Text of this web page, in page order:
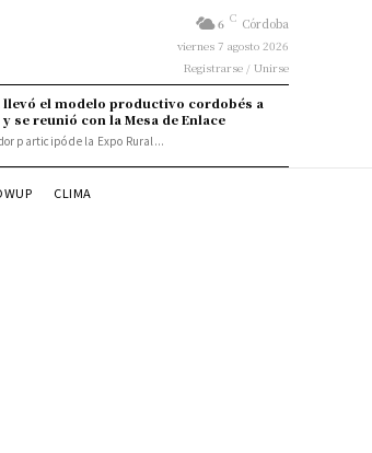
6 C Córdoba
viernes 7 agosto 2026
Registrarse / Unirse
el modelo productivo cordobés a
se reunió con la Mesa de Enlace
participó de la Expo Rural...
CLIMA